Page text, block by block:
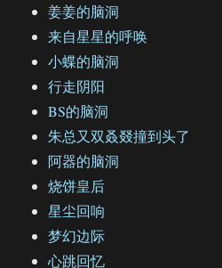
姜姜的脑洞
来自星星的呼唤
小蝶的脑洞
行走阴阳
BS的脑洞
朱总又双叒叕撞到头了
阿器的脑洞
烧饼皇后
星尘回响
梦幻边际
心跳回忆